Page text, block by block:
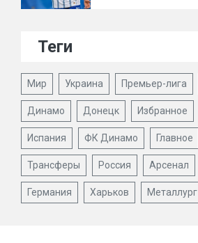
Теги
Мир Украина Премьер-лига
Динамо Донецк Избранное
Испания ФК Динамо Главное
Трансферы Россия Арсенал
Германия Харьков Металлург